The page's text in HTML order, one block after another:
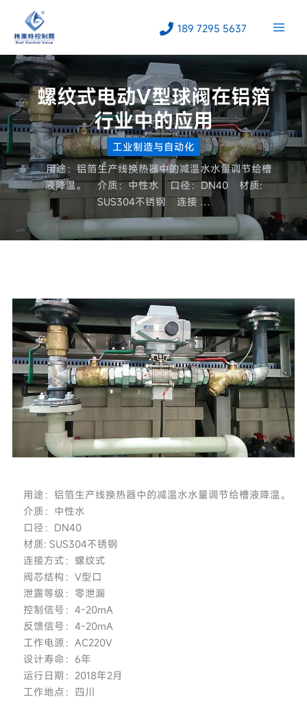
容
189 7295 5637
螺纹式电动V型球阀在铝箔
行业中的应用
工业制造与自动化
用途：铝箔生产线换热器中的减温水水量调节给槽
液降温。 介质：中性水 口径：DN40 材质:
SUS304不锈钢 连接 …
用途：铝箔生产线换热器中的减温水水量调节给槽液降温。
介质：中性水
口径：DN40
材质: SUS304不锈钢
连接方式：螺纹式
阀芯结构：V型口
泄露等级：零泄漏
控制信号：4-20mA
反馈信号：4-20mA
工作电源：AC220V
设计寿命：6年
运行日期：2018年2月
工作地点：四川